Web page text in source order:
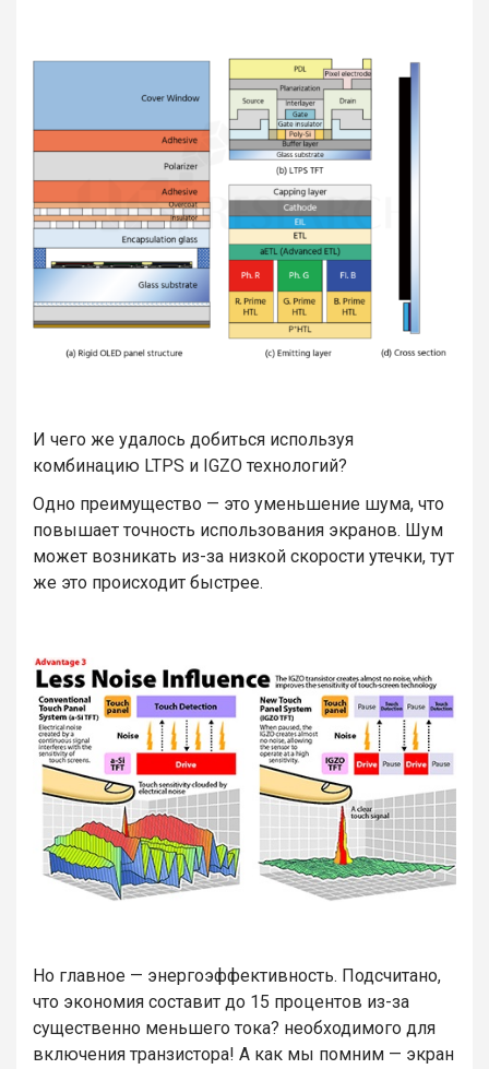
И чего же удалось добиться используя
комбинацию LTPS и IGZO технологий?
Одно преимущество — это уменьшение шума, что
повышает точность использования экранов. Шум
может возникать из-за низкой скорости утечки, тут
же это происходит быстрее.
Но главное — энергоэффективность. Подсчитано,
что экономия составит до 15 процентов из-за
существенно меньшего тока? необходимого для
включения транзистора! А как мы помним — экран